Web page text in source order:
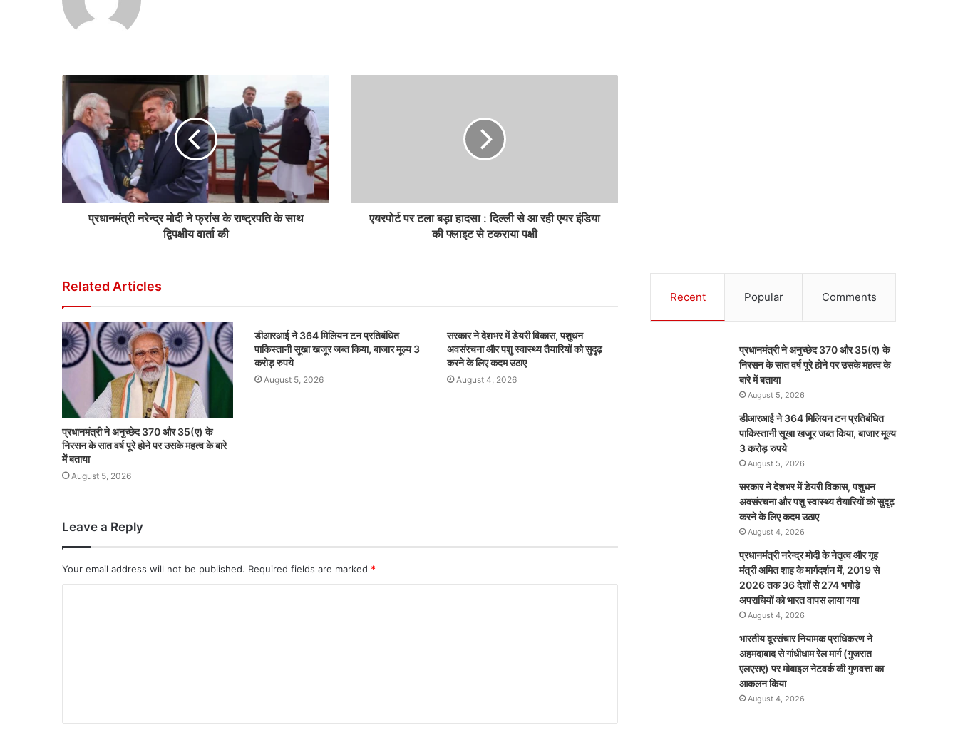
प्रधानमंत्री नरेन्द्र मोदी ने फ्रांस के राष्ट्रपति के साथ
द्विपक्षीय वार्ता की
एयरपोर्ट पर टला बड़ा हादसा : दिल्ली से आ रही एयर इंडिया
की फ्लाइट से टकराया पक्षी
Related Articles
प्रधानमंत्री ने अनुच्छेद 370 और 35(ए) के
निरसन के सात वर्ष पूरे होने पर उसके महत्व के बारे
में बताया
August 5, 2026
डीआरआई ने 364 मिलियन टन प्रतिबंधित
पाकिस्तानी सूखा खजूर जब्त किया, बाजार मूल्य 3
करोड़ रुपये
August 5, 2026
सरकार ने देशभर में डेयरी विकास, पशुधन
अवसंरचना और पशु स्वास्थ्य तैयारियों को सुदृढ़
करने के लिए कदम उठाए
August 4, 2026
Leave a Reply
Your email address will not be published. Required fields are marked *
Recent Popular Comments
प्रधानमंत्री ने अनुच्छेद 370 और 35(ए) के
निरसन के सात वर्ष पूरे होने पर उसके महत्व के
बारे में बताया
August 5, 2026
डीआरआई ने 364 मिलियन टन प्रतिबंधित
पाकिस्तानी सूखा खजूर जब्त किया, बाजार मूल्य
3 करोड़ रुपये
August 5, 2026
सरकार ने देशभर में डेयरी विकास, पशुधन
अवसंरचना और पशु स्वास्थ्य तैयारियों को सुदृढ़
करने के लिए कदम उठाए
August 4, 2026
प्रधानमंत्री नरेन्द्र मोदी के नेतृत्व और गृह
मंत्री अमित शाह के मार्गदर्शन में, 2019 से
2026 तक 36 देशों से 274 भगोड़े
अपराधियों को भारत वापस लाया गया
August 4, 2026
भारतीय दूरसंचार नियामक प्राधिकरण ने
अहमदाबाद से गांधीधाम रेल मार्ग (गुजरात
एलएसए) पर मोबाइल नेटवर्क की गुणवत्ता का
आकलन किया
August 4, 2026